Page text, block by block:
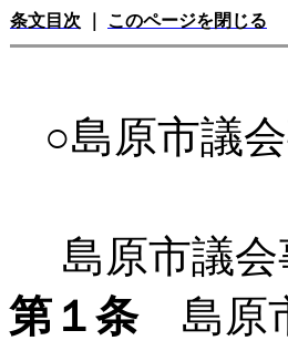
条文目次 このページを閉じる
○島原市議
島原市議
第１条島原